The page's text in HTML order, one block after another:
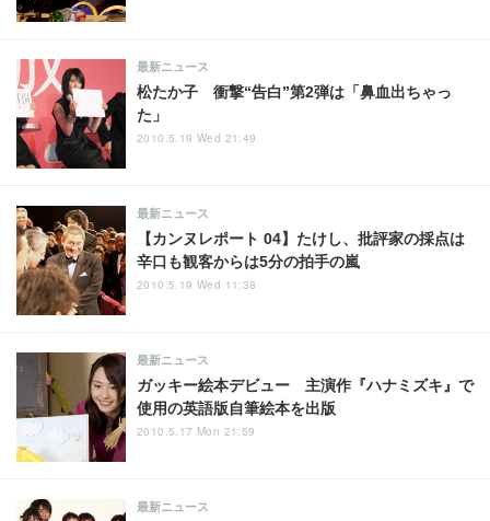
松たか子 衝撃“告白”第2弾は「鼻血出ちゃっ
た」
最新ニュース
2010.5.19 Wed 21:49
【カンヌレポート 04】たけし、批評家の採点は
辛口も観客からは5分の拍手の嵐
最新ニュース
2010.5.19 Wed 11:38
ガッキー絵本デビュー 主演作『ハナミズキ』で
使用の英語版自筆絵本を出版
最新ニュース
2010.5.17 Mon 21:59
最新ニュース